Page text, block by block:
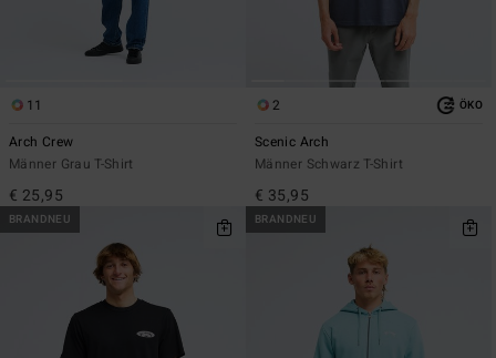
11
Arch Crew
Männer Grau T-Shirt
€ 25,95
2 ÖKO
Scenic Arch
Männer Schwarz T-Shirt
€ 35,95
BRANDNEU BRANDNEU